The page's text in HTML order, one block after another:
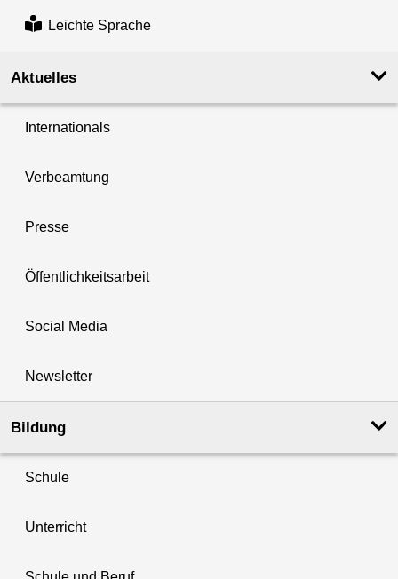
Leichte Sprache
Aktuelles
Internationals
Verbeamtung
Presse
Öffentlichkeitsarbeit
Social Media
Newsletter
Bildung
Schule
Unterricht